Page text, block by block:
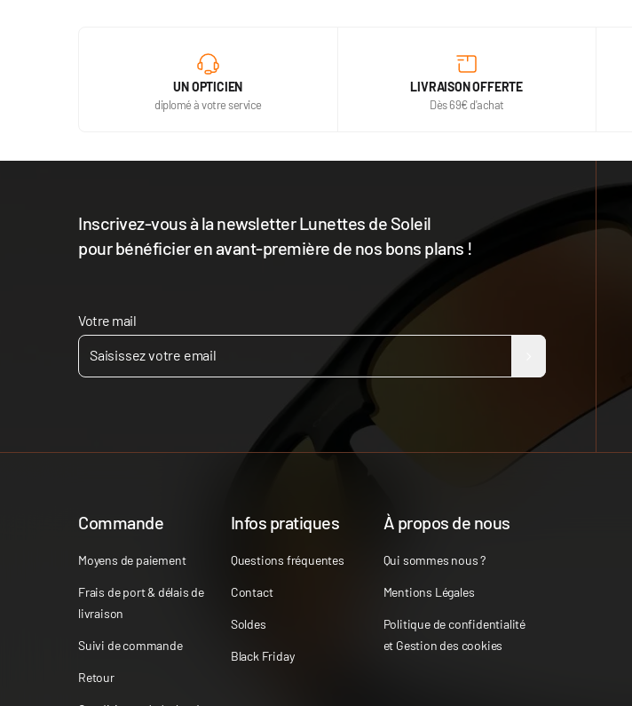
UN OPTICIEN
diplomé à votre service
LIVRAISON OFFERTE
Dès 69€ d'achat
Inscrivez-vous à la newsletter Lunettes de Soleil
pour bénéficier en avant-première de nos bons plans !
Votre mail
Commande
Moyens de paiement
Frais de port & délais de
livraison
Suivi de commande
Retour
Infos pratiques
Questions fréquentes
Contact
Soldes
Black Friday
À propos de nous
Qui sommes nous ?
Mentions Légales
Politique de confidentialité
et Gestion des cookies